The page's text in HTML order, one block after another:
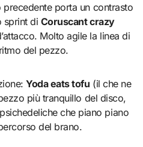
porta un contrasto
sprint di Coruscant crazy
Molto agile la linea di
del pezzo.
Yoda eats tofu (il che ne
più tranquillo del disco,
che piano piano
del brano.